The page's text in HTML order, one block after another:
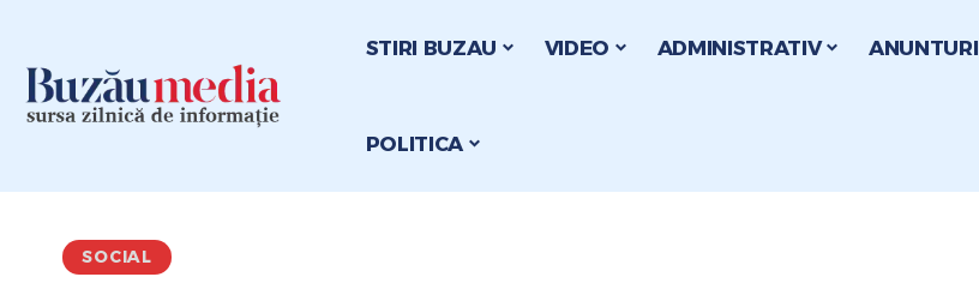
STIRI BUZAU VIDEO ADMINISTRATIV ANUNTURI
POLITICA
SOCIAL